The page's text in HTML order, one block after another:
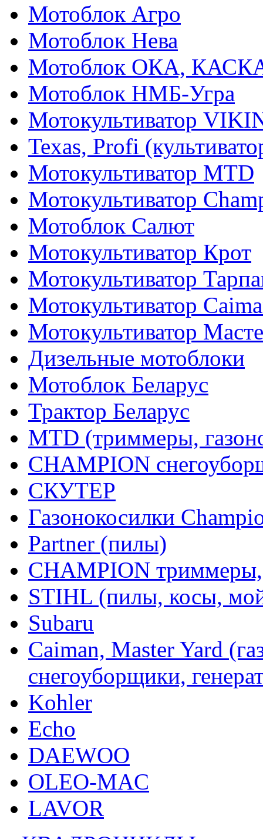
Мотоблок Агро
Мотоблок Нева
Мотоблок ОКА,
Мотоблок НМБ-Угра
Мотокультиватор
Texas, Profi
Мотокультиватор MTD
Мотокультиватор
Мотоблок Салют
Мотокультиватор Крот
Мотокультиватор
Мотокультиватор
Мотокультиватор
Дизельные мотоблоки
Мотоблок Беларус
Трактор Беларус
MTD (триммеры,
CHAMPION
СКУТЕР
Газонокосилки
Partner (пилы)
CHAMPION
STIHL (пилы, косы,
Subaru
Caiman, Master Yard
снегоуборщики,
Kohler
Echo
DAEWOO
OLEO-MAC
LAVOR